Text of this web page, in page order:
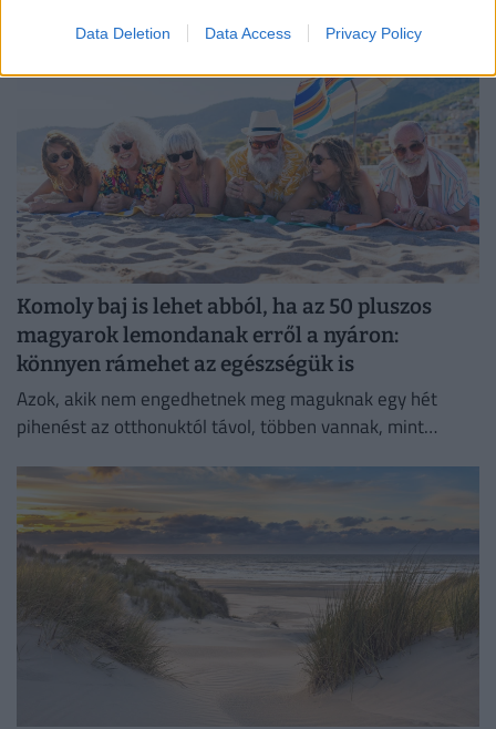
Data Deletion Data Access Privacy Policy
Komoly baj is lehet abból, ha az 50 pluszos
magyarok lemondanak erről a nyáron:
könnyen rámehet az egészségük is
Azok, akik nem engedhetnek meg maguknak egy hét
pihenést az otthonuktól távol, többen vannak, mint